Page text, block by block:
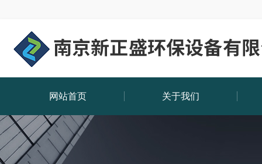
网站首页 关于我们